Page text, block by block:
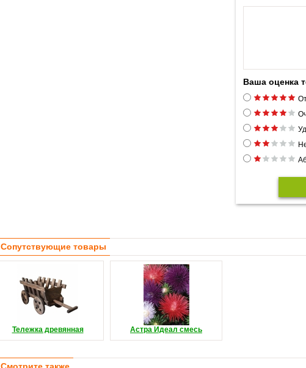
Ваша оценка
Сопутствующие товары
Тележка древянная Астра Идеал смесь